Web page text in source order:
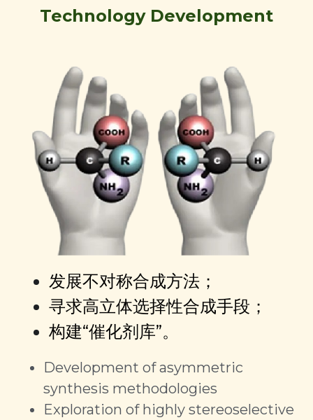
Technology Development
发展不对称合成方法；
寻求高立体选择性合成手段；
构建“催化剂库”。
Development of asymmetric
synthesis methodologies
Exploration of highly stereoselective